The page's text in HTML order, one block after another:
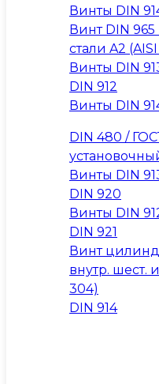
Винты DIN
Винт DIN
стали A2
Винты DIN
DIN 912
Винты DIN
DIN 480 /
Винты DIN
DIN 920
Винты DIN
DIN 921
Винт
внутр. шест.
304)
DIN 914